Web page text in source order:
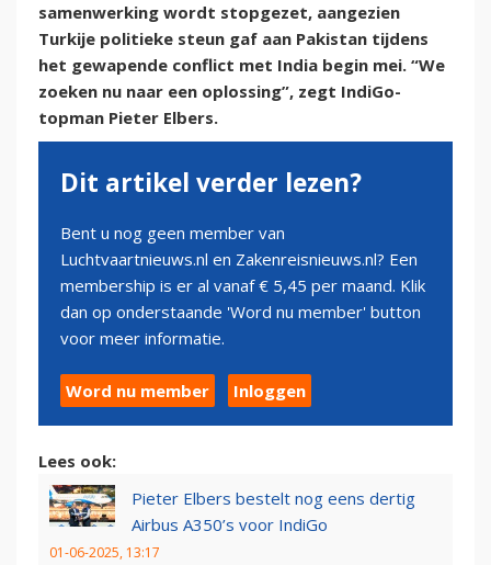
samenwerking wordt stopgezet, aangezien
Turkije politieke steun gaf aan Pakistan tijdens
het gewapende conflict met India begin mei. “We
zoeken nu naar een oplossing”, zegt IndiGo-
topman Pieter Elbers.
Dit artikel verder lezen?
Bent u nog geen member van
Luchtvaartnieuws.nl en Zakenreisnieuws.nl? Een
membership is er al vanaf € 5,45 per maand. Klik
dan op onderstaande 'Word nu member' button
voor meer informatie.
Word nu member Inloggen
Lees ook:
Pieter Elbers bestelt nog eens dertig
Airbus A350’s voor IndiGo
01-06-2025, 13:17